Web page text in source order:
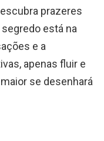
prazeres
está na
e a
apenas fluir e
se desenhará